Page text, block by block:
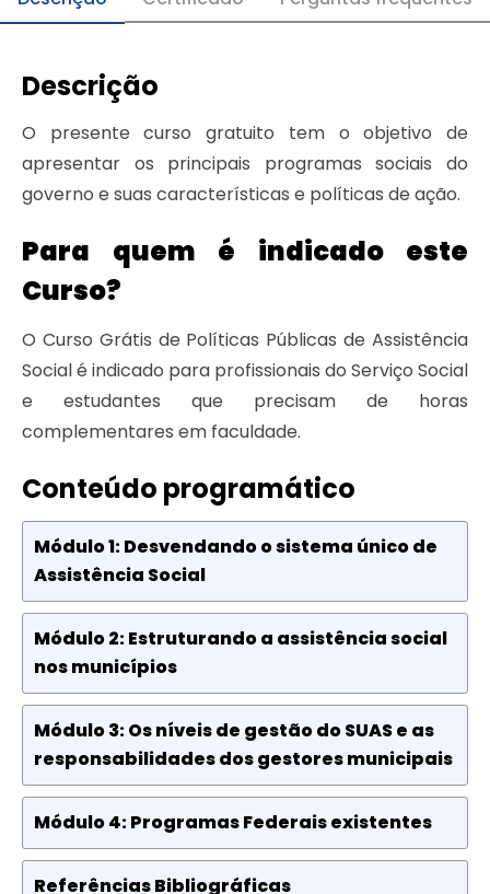
Descrição
O presente curso gratuito tem o objetivo de
apresentar os principais programas sociais do
governo e suas características e políticas de ação.
Para quem é indicado este
Curso?
O Curso Grátis de Políticas Públicas de Assistência
Social é indicado para profissionais do Serviço Social
e estudantes que precisam de horas
complementares em faculdade.
Conteúdo programático
Módulo 1: Desvendando o sistema único de
Assistência Social
Módulo 2: Estruturando a assistência social
nos municípios
Módulo 3: Os níveis de gestão do SUAS e as
responsabilidades dos gestores municipais
Módulo 4: Programas Federais existentes
Referências Bibliográficas